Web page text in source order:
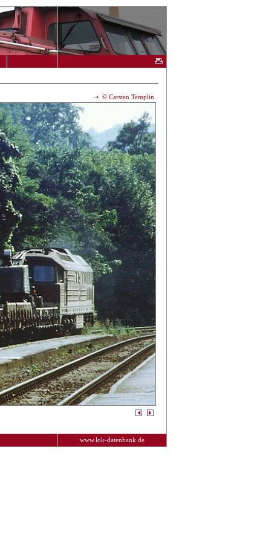
© Carsten Templin
www.lok-datenbank.de